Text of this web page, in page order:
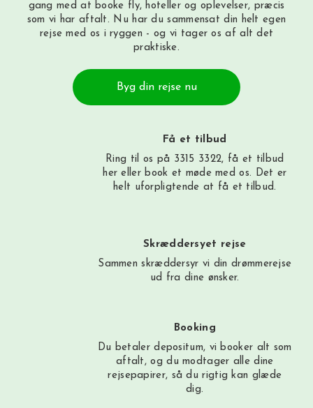
gang med at booke fly, hoteller og oplevelser, præcis
som vi har aftalt. Nu har du sammensat din helt egen
rejse med os i ryggen - og vi tager os af alt det
praktiske.
Byg din rejse nu
Få et tilbud
Ring til os på 3315 3322, få et tilbud
her eller book et møde med os. Det er
helt uforpligtende at få et tilbud.
Skræddersyet rejse
Sammen skræddersyr vi din drømmerejse
ud fra dine ønsker.
Booking
Du betaler depositum, vi booker alt som
aftalt, og du modtager alle dine
rejsepapirer, så du rigtig kan glæde
dig.